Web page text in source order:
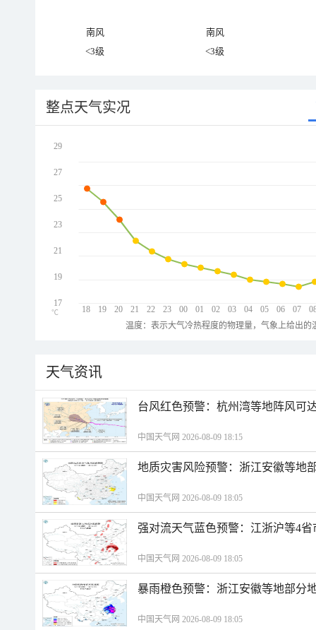
南风
南风
<3级
<3级
整点天气实况
18 19 20 21 22 23 00 01 02 03 04 05 06 07
29
27
25
23
21
19
17
℃
温度：表示大气冷热程度的物理量，气象上给出
天气资讯
台风红色预警：杭州湾等地阵风可
中国天气网 2026-08-09 18:15
地质灾害风险预警：浙江安徽等地
中国天气网 2026-08-09 18:05
强对流天气蓝色预警：江浙沪等4
中国天气网 2026-08-09 18:05
暴雨橙色预警：浙江安徽等地部分
中国天气网 2026-08-09 18:05